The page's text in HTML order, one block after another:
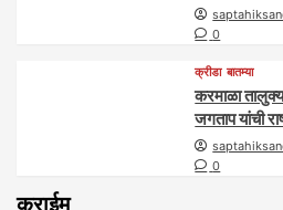
0
क्रीडा बातम्या
करमाळा
जगताप यांची
0
क्राईम